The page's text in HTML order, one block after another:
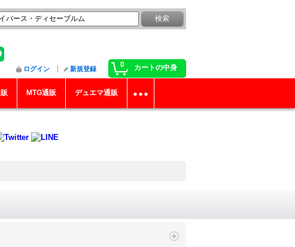
0 カートの中身
ログイン 新規登録
MTG通販 デュエマ通販